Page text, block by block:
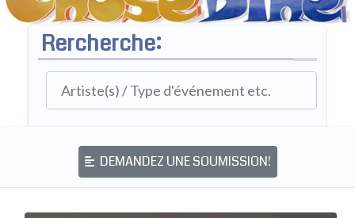
Rercherche:
DEMANDEZ UNE SOUMISSION!